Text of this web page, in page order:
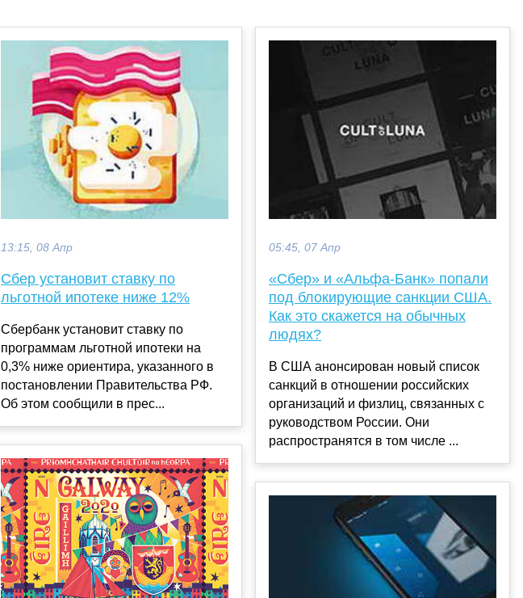
13:15, 08 Апр
Сбер установит ставку по
льготной ипотеке ниже 12%
Сбербанк установит ставку по
программам льготной ипотеки на
0,3% ниже ориентира, указанного в
постановлении Правительства РФ.
Об этом сообщили в прес...
05:45, 07 Апр
«Сбер» и «Альфа-Банк» попали
под блокирующие санкции США.
Как это скажется на обычных
людях?
В США анонсирован новый список
санкций в отношении российских
организаций и физлиц, связанных с
руководством России. Они
распространятся в том числе ...